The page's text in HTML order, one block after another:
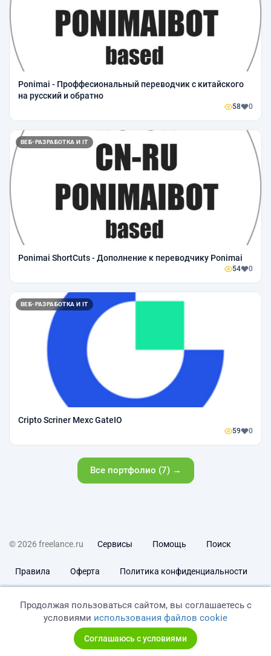
Ponimai - Проффесиональный переводчик с китайского
на русский и обратно
58 0
ВЕБ-РАЗРАБОТКА И IT
Ponimai ShortCuts - Дополнение к переводчику Ponimai
54 0
ВЕБ-РАЗРАБОТКА И IT
Cripto Scriner Mexc GateIO
59 0
Все портфолио (7) →
© 2026 freelance.ru Сервисы Помощь Поиск
Правила Оферта Политика конфиденциальности
Продолжая пользоваться сайтом, вы соглашаетесь с
условиями использования файлов cookie
Соглашаюсь с условиями